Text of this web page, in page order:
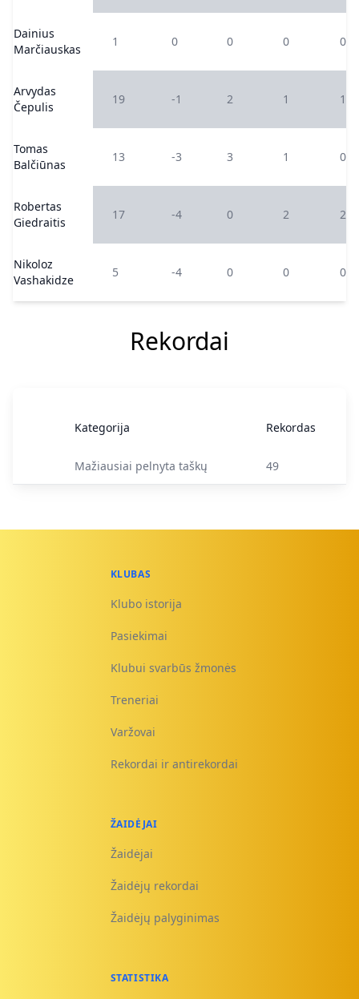
Dainius
Marčiauskas
1 0 0 0 0
Arvydas
Čepulis
19 -1 2 1 1
Tomas
Balčiūnas
13 -3 3 1 0
Robertas
Giedraitis
17 -4 0 2 2
Nikoloz
Vashakidze
5 -4 0 0 0
Rekordai
Kategorija Rekordas
Mažiausiai pelnyta taškų 49
KLUBAS
Klubo istorija
Pasiekimai
Klubui svarbūs žmonės
Treneriai
Varžovai
Rekordai ir antirekordai
ŽAIDĖJAI
Žaidėjai
Žaidėjų rekordai
Žaidėjų palyginimas
STATISTIKA